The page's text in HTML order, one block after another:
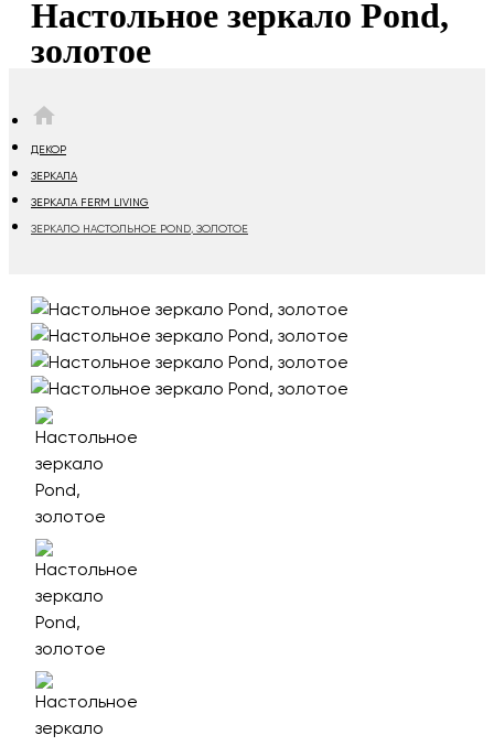
Настольное зеркало Pond,
золотое
ДЕКОР
ЗЕРКАЛА
ЗЕРКАЛА FERM LIVING
ЗЕРКАЛО НАСТОЛЬНОЕ POND, ЗОЛОТОЕ